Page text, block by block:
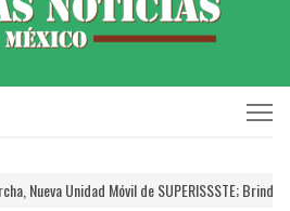
Unidad Móvil de SUPERISSSTE; Brinda FSTSE …